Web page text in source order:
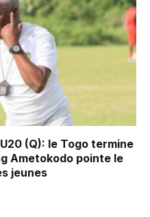
(Q): le Togo termine
Ametokodo pointe le
jeunes